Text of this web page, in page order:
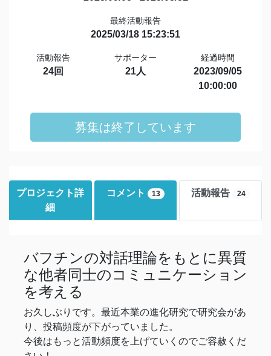
最終活動報告
2025/03/18 15:23:51
活動報告
24回
サポーター
21人
経過時間
2023/09/05
10:00:00
募集は終了しています
プロジェクト詳
細
コメント 13 活動報告 24
バフチンの対話理論をもとに異質
な他者同士のコミュニケーション
を考える
お久しぶりです。最近本業の進化研究で研究会があ
り、投稿頻度が下がっていました。
今後はもっと活動頻度を上げていくのでご容赦くだ